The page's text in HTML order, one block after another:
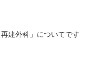
建外科」についてです